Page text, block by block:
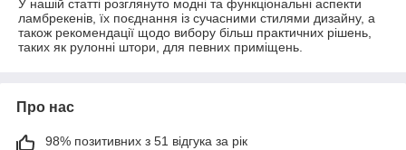
У нашій статті розглянуто модні та функціональні аспекти
ламбрекенів, їх поєднання із сучасними стилями дизайну, а
також рекомендації щодо вибору більш практичних рішень,
таких як рулонні штори, для певних приміщень.
Про нас
98% позитивних з 51 відгука за рік